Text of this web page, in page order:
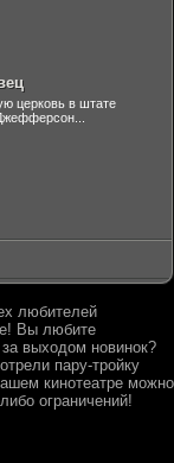
церковь в штате
любителей
Вы любите
выходом новинок?
пару-тройку
кинотеатре можно
ограничений!